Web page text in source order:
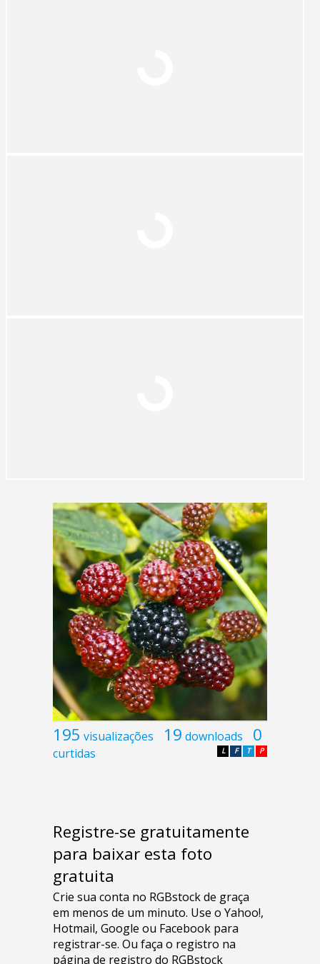
195 visualizações 19 downloads 0
curtidas P
T
F
L
Registre-se gratuitamente
para baixar esta foto
gratuita